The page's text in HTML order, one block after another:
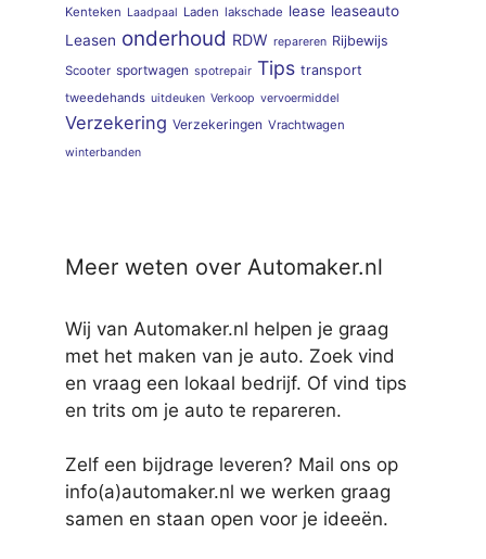
Kenteken Laadpaal Laden lakschade lease leaseauto
Leasen onderhoud RDW repareren Rijbewijs
Scooter sportwagen spotrepair Tips transport
tweedehands uitdeuken Verkoop vervoermiddel
Verzekering Verzekeringen Vrachtwagen
winterbanden
Meer weten over Automaker.nl
Wij van Automaker.nl helpen je graag
met het maken van je auto. Zoek vind
en vraag een lokaal bedrijf. Of vind tips
en trits om je auto te repareren.
Zelf een bijdrage leveren? Mail ons op
info(a)automaker.nl we werken graag
samen en staan open voor je ideeën.